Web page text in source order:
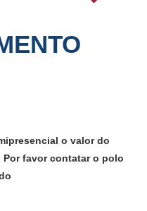
o valor do
favor contatar o polo